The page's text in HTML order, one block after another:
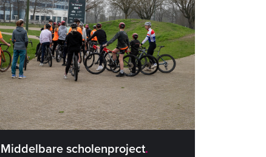
Middelbare scholenproject